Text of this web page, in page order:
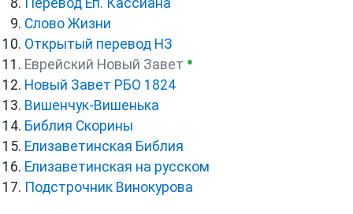
Перевод Еп. Кассиана
Слово Жизни
Открытый перевод НЗ
Еврейский Новый Завет ●
Новый Завет РБО 1824
Вишенчук-Вишенька
Библия Скорины
Елизаветинская Библия
Елизаветинская на русском
Подстрочник Винокурова